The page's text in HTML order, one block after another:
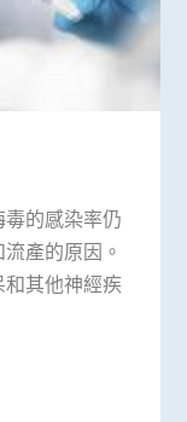
的感染率仍
產的原因。
其他神經疾